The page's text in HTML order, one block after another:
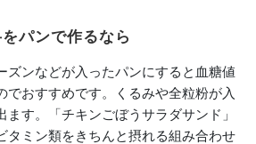
パンで作るなら
ズンなどが入ったパンにすると血糖値
でおすすめです。くるみや全粒粉が入
ます。「チキンごぼうサラダサンド」
タミン類をきちんと摂れる組み合わせ